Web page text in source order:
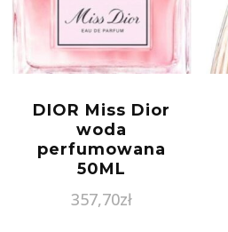
DIOR Miss Dior
woda
perfumowana
50ML
357,70zł